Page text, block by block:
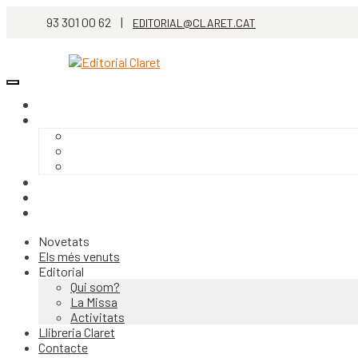
93 301 00 62 | EDITORIAL@CLARET.CAT
Novetats
Els més venuts
Editorial
Qui som?
La Missa
Activitats
Llibreria Claret
Contacte